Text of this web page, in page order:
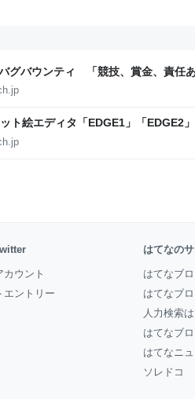
グバウンティ 「競技、賞金、責任
】 - レバテックLAB
ト絵エディタ「EDGE1」「EDGE2
フォーカス】 - レバテックLAB
カウント
エントリー
はてなの
はてなブ
はてなブ
人力検索
はてなブ
はてなニ
ソレドコ